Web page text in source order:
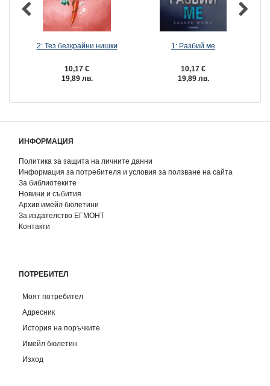
2: Тез безкрайни нишки
10,17 €
19,89 лв.
1: Разбий ме
10,17 €
19,89 лв.
ИНФОРМАЦИЯ
Политика за защита на личните данни
Информация за потребителя и условия за ползване на сайта
За библиотеките
Новини и събития
Архив имейл бюлетини
За издателство ЕГМОНТ
Контакти
ПОТРЕБИТЕЛ
Моят потребител
Адресник
История на поръчките
Имейл бюлетин
Изход